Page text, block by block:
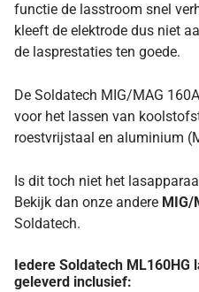
functie de lasstroom snel
kleeft de elektrode dus niet
de lasprestaties ten goede.
De Soldatech MIG/MAG
voor het lassen van
roestvrijstaal en aluminium
Is dit toch niet het
Bekijk dan onze andere MIG/
Soldatech.
Iedere Soldatech
geleverd inclusief: